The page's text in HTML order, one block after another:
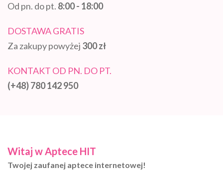
Od pn. do pt. 8:00 - 18:00
DOSTAWA GRATIS
Za zakupy powyżej 300 zł
KONTAKT OD PN. DO PT.
(+48) 780 142 950
Witaj w Aptece HIT
Twojej zaufanej aptece internetowej!